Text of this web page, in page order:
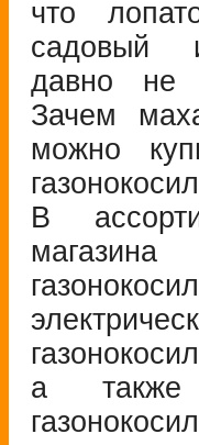
что
садовый
давно не
Зачем
можно
В
а также